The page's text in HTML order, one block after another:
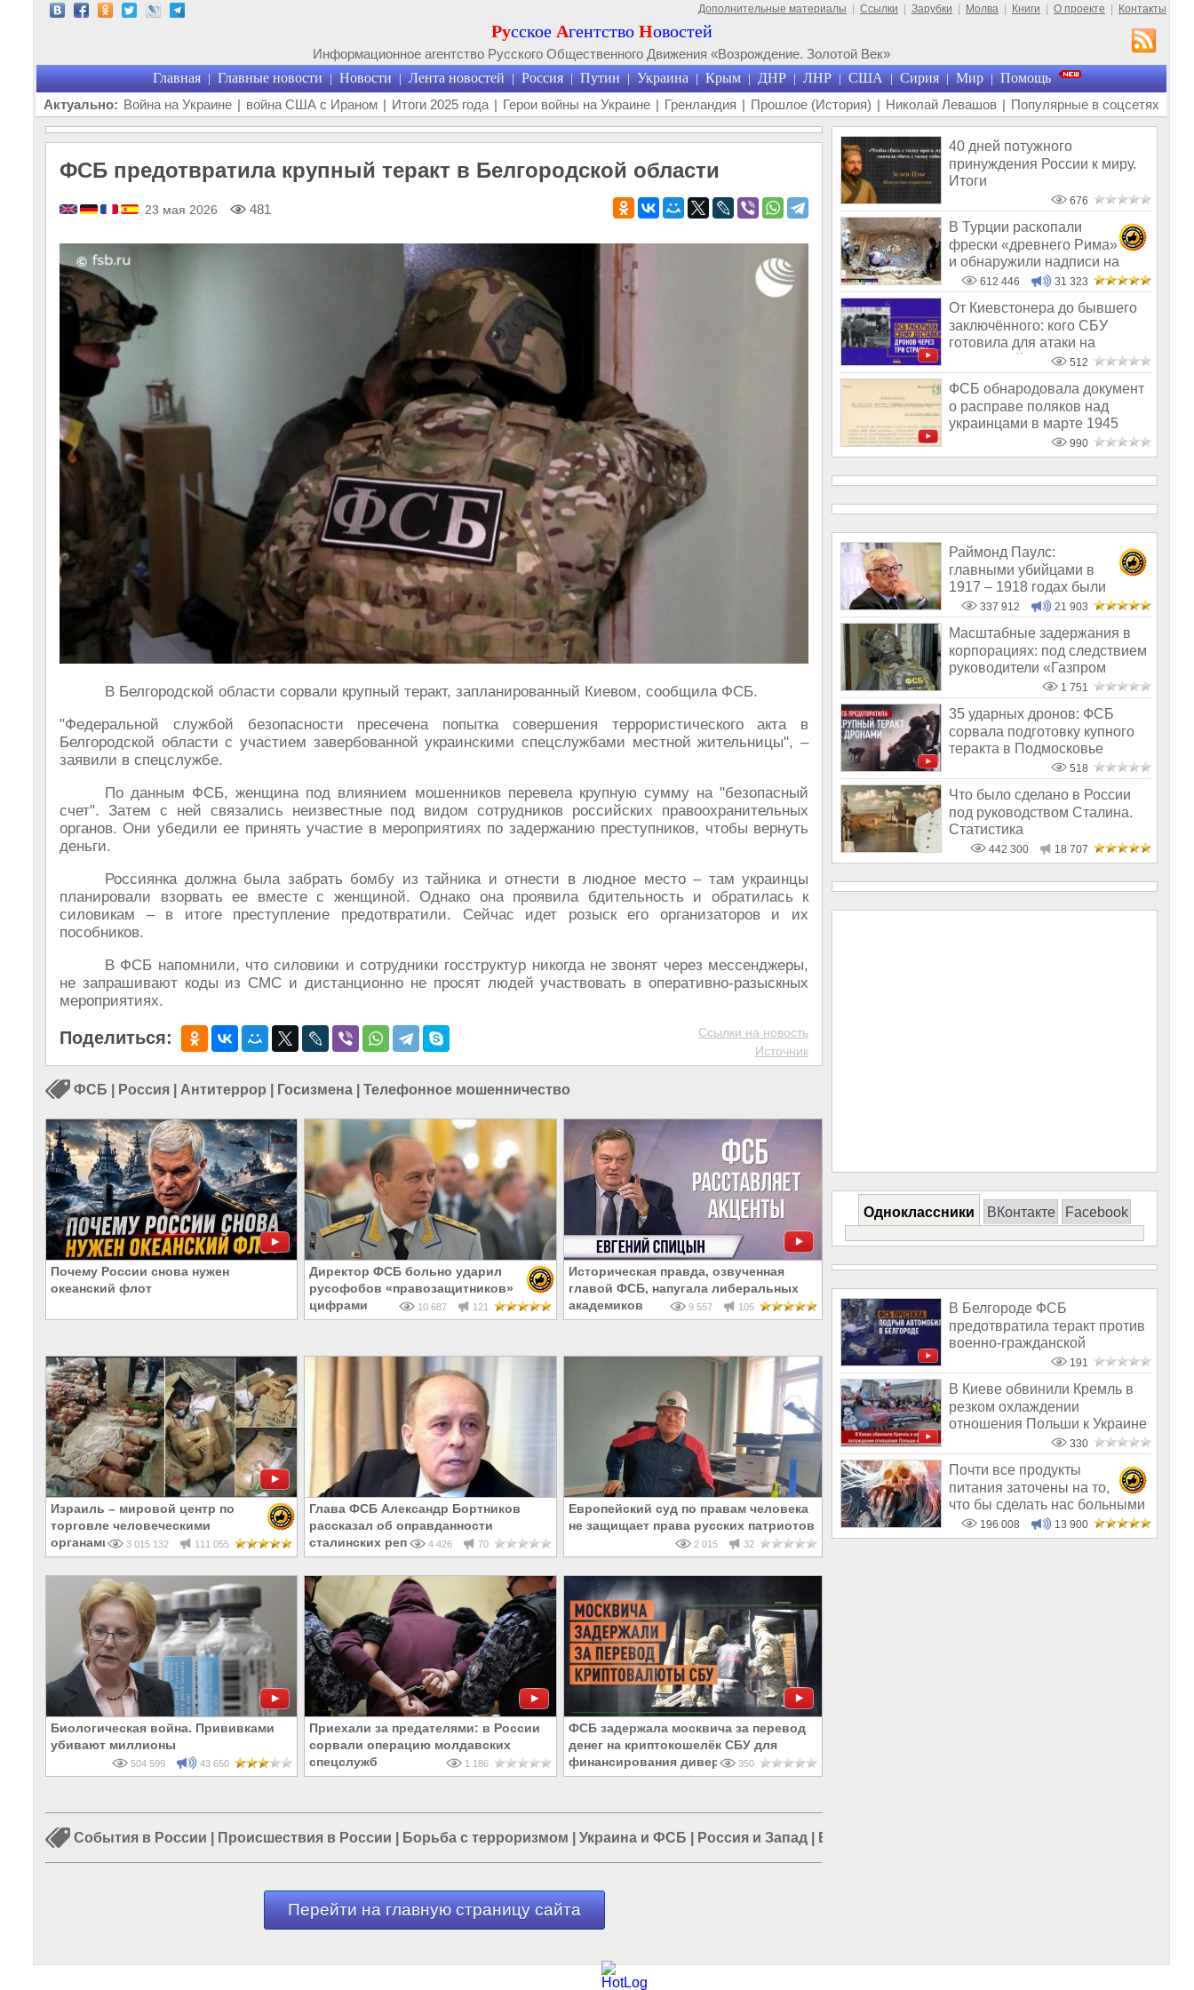
Дополнительные материалы Ссылки Зарубки Молва Книги О проекте Контакты
Русское Агентство Новостей
Информационное агентство Русского Общественного Движения «Возрождение. Золотой Век»
Главная | Главные новости | Новости | Лента новостей | Россия | Путин | Украина | Крым | ДНР | ЛНР | США | Сирия | Мир | Помощь
Актуально: Война на Украине | война США с Ираном | Итоги 2025 года | Герои войны на Украине | Гренландия | Прошлое (История) | Николай Левашов | Популярные в соцсетях
ФСБ предотвратила крупный теракт в Белгородской области
23 мая 2026 481
В Белгородской области сорвали крупный теракт, запланированный Киевом, сообщила ФСБ.
"Федеральной службой безопасности пресечена попытка совершения террористического акта в
Белгородской области с участием завербованной украинскими спецслужбами местной жительницы", –
заявили в спецслужбе.
По данным ФСБ, женщина под влиянием мошенников перевела крупную сумму на "безопасный
счет". Затем с ней связались неизвестные под видом сотрудников российских правоохранительных
органов. Они убедили ее принять участие в мероприятиях по задержанию преступников, чтобы вернуть
деньги.
Россиянка должна была забрать бомбу из тайника и отнести в людное место – там украинцы
планировали взорвать ее вместе с женщиной. Однако она проявила бдительность и обратилась к
силовикам – в итоге преступление предотвратили. Сейчас идет розыск его организаторов и их
пособников.
В ФСБ напомнили, что силовики и сотрудники госструктур никогда не звонят через мессенджеры,
не запрашивают коды из СМС и дистанционно не просят людей участвовать в оперативно-разыскных
мероприятиях.
Поделиться:
Ссылки на новость
Источник
ФСБ Россия Антитеррор Госизмена Телефонное мошенничество
Почему России снова нужен
океанский флот
Директор ФСБ больно ударил
русофобов «правозащитников»
цифрами
10 687 121
Историческая правда, озвученная
главой ФСБ, напугала либеральных
академиков
9 557 105
Израиль – мировой центр по
торговле человеческими
органами
3 015 132 111 055
Глава ФСБ Александр Бортников
рассказал об оправданности
сталинских репрессий
4 426 70
Европейский суд по правам человека
не защищает права русских патриотов
2 015 32
Биологическая война. Прививками
убивают миллионы
504 599 43 650
Приехали за предателями: в России
сорвали операцию молдавских
спецслужб
1 186
ФСБ задержала москвича за перевод
денег на криптокошелёк СБУ для
финансирования диверсий350
События в России Происшествия в России Борьба с терроризмом Украина и ФСБ Россия и Запад Власть в РФ
Перейти на главную страницу сайта
40 дней потужного
принуждения России к миру.
Итоги
676
В Турции раскопали
фрески «древнего Рима»
и обнаружили надписи на
Русском!
612 446 31 323
От Киевстонера до бывшего
заключённого: кого СБУ
готовила для атаки на
512
ФСБ обнародовала документ
о расправе поляков над
украинцами в марте 1945
990
Раймонд Паулс:
главными убийцами в
1917 – 1918 годах были
латыши и евреи, а не русс
337 912 21 903
Масштабные задержания в
корпорациях: под следствием
руководители «Газпром
1 751
35 ударных дронов: ФСБ
сорвала подготовку купного
теракта в Подмосковье
518
Что было сделано в России
под руководством Сталина.
Статистика
442 300 18 707
Одноклассники ВКонтакте Facebook
В Белгороде ФСБ
предотвратила теракт против
военно-гражданской
администрации Харько
191
В Киеве обвинили Кремль в
резком охлаждении
отношения Польши к Украине
330
Почти все продукты
питания заточены на то,
что бы сделать нас больными
и бесплодным
196 008 13 900